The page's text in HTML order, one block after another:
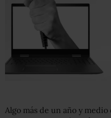
Algo más de un año y